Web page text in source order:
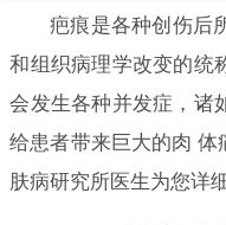
疤痕是各种创伤后
和组织病理学改变的统
会发生各种并发症，诸
给患者带来巨大的肉 体
肤病研究所医生为您详